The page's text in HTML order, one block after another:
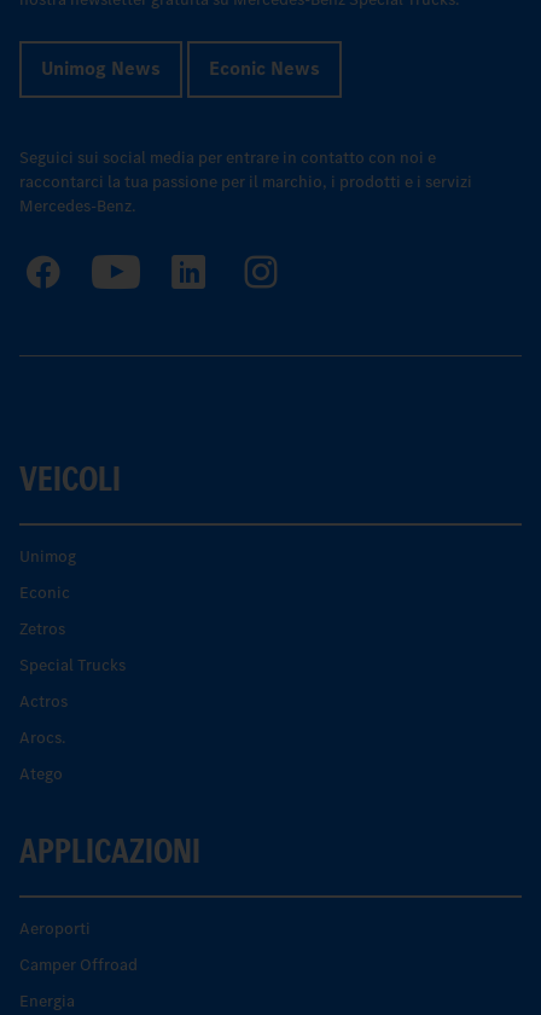
Unimog News Econic News
Seguici sui social media per entrare in contatto con noi e
raccontarci la tua passione per il marchio, i prodotti e i servizi
Mercedes-Benz.
VEICOLI
Unimog
Econic
Zetros
Special Trucks
Actros
Arocs.
Atego
APPLICAZIONI
Aeroporti
Camper Offroad
Energia